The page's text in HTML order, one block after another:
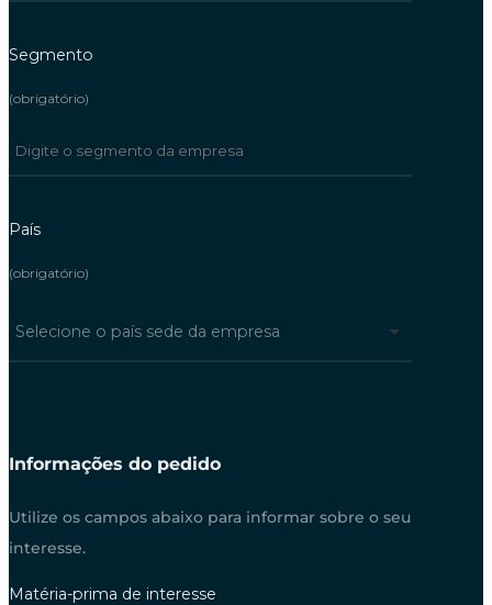
Segmento
(obrigatório)
País
(obrigatório)
Selecione o país sede da empresa
Informações do pedido
Utilize os campos abaixo para informar sobre o seu
interesse.
Matéria-prima de interesse